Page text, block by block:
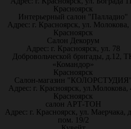
Красноярск
Интерьерный салон "Палладио"
Адрес: г. Красноярск, ул. Молокова,
Красноярск
Салон Декорум
Адрес: г. Красноярск, ул. 78
Добровольческой бригады, д.12,
«Командор»
Красноярск
Салон-магазин "КОЛОРСТУДИЯ"
Адрес: г. Красноярск, ул.Молокова,
Красноярск
салон АРТ-ТОН
Адрес: г. Красноярск, ул. Маерчака,
пом. 19/2